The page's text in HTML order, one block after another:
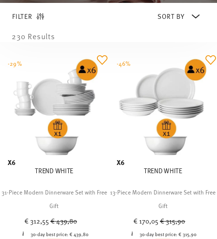
FILTER
230 Results
X6
TREND WHITE
31-Piece Modern Dinnerware Set with Free
Gift
€ 312,55Price reduced from
€ 439,80
30-day best price: € 439,80
-29%
X6
TREND WHITE
13-Piece Modern Dinnerware Set with Free
Gift
€ 170,05Price reduced from
€ 315,90
30-day best price:€ 315,90
-46%